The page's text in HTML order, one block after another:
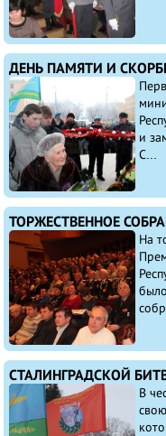
ДЕНЬ ПАМЯТИ И
и
С...
ТОРЖЕСТВЕННОЕ
На
СТАЛИНГРАДСКОЙ
В